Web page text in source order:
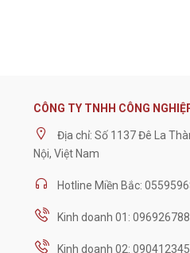
CÔNG TY TNHH CÔNG
Địa chỉ: Số 1137 Đê La
Nội, Việt Nam
Hotline Miền Bắc:
Kinh doanh 01:
Kinh doanh 02: